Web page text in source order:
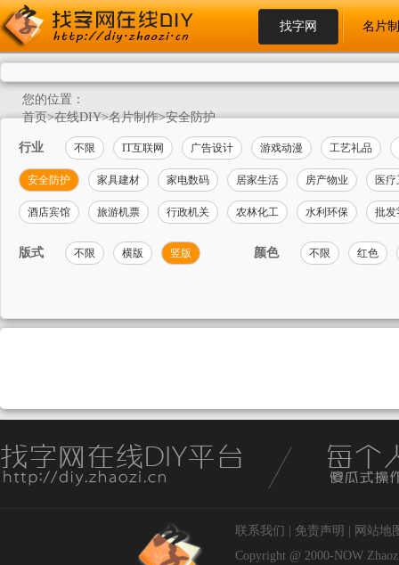
找字网 名片
您的位置：
首页>在线DIY>名片制作>安全防护
行业 不限 IT互联网 广告设计 游戏动漫 工艺礼品
安全防护 家具建材 家电数码 居家生活 房产物业 医
酒店宾馆 旅游机票 行政机关 农林化工 水利环保 批发
版式 不限 横版 竖版 颜色 不限 红色
联系我们 免责声明
网站地
Copyright @ 2000-NOW